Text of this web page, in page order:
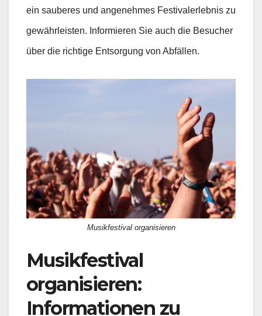
ein sauberes und angenehmes Festivalerlebnis zu
gewährleisten. Informieren Sie auch die Besucher
über die richtige Entsorgung von Abfällen.
Musikfestival organisieren
Musikfestival
organisieren:
Informationen zu